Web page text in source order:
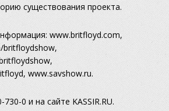
существования проекта.
www.britfloyd.com,
britfloydshow,
www.savshow.ru.
0 и на сайте KASSIR.RU.